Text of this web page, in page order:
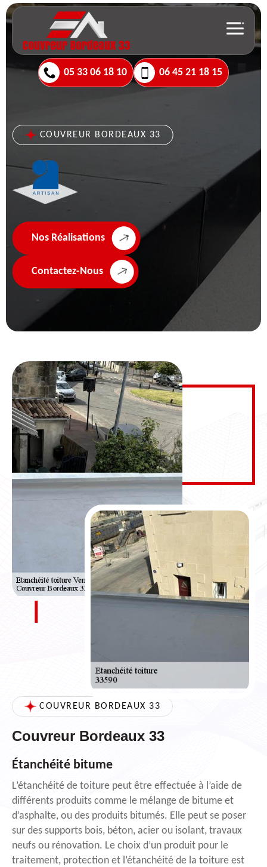
05 33 06 18 10 06 45 21 18 15
COUVREUR BORDEAUX 33
Nos Réalisations
Contactez-Nous
COUVREUR BORDEAUX 33
Couvreur Bordeaux 33
Étanchéité bitume
L’étanchéité de toiture peut être effectuée à l’aide de
différents produits comme le mélange de bitume et
d’asphalte, ou des produits bitumés. Elle peut se poser
sur des supports bois, béton, acier ou isolant, travaux
neufs ou rénovation. Le choix d’un produit pour le
traitement, protection et l’étanchéité de la toiture est